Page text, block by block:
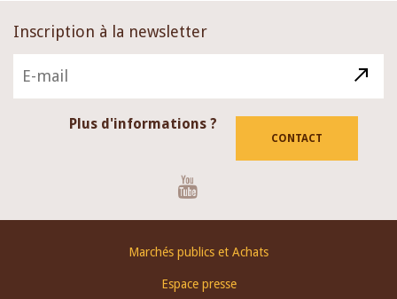
Inscription à la newsletter
Plus d'informations ?
CONTACT
Marchés publics et Achats
Espace presse